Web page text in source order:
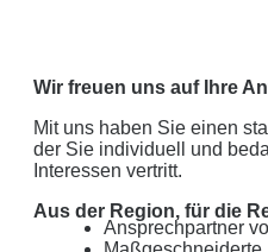
Wir freuen uns auf Ihre
Mit uns haben Sie einen
der Sie individuell und
Interessen vertritt.
Aus der Region, für die
Ansprechpartner